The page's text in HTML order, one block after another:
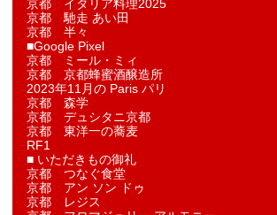
京都 イタリア料理2025
京都 馳走 あい田
京都 半々
■Google Pixel
京都 ミール・ミィ
京都 京都蜂蜜酒醸造所
2023年11月の Paris パリ
京都 森学
京都 デュシタニ京都
京都 東洋一の蕎麦
RF1
■ いただきもの御礼
京都 つなぐ食堂
京都 アン ソン ドゥ
京都 レジス